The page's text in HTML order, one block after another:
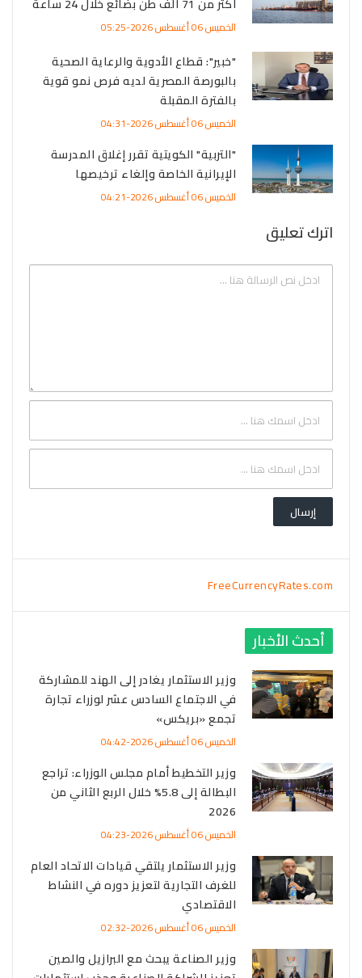
الخميس 06 أغسطس 2026-05:25
"خبير": قطاع الأدوية والرعاية الصحية
بالبورصة المصرية لديه فرص نمو قوية
بالفترة المقبلة
الخميس 06 أغسطس 2026-04:31
"التربية" الكويتية تقرر إغلاق المدرسة
الإيرانية الخاصة وإلغاء ترخيصها
الخميس 06 أغسطس 2026-04:21
اترك تعليق
FreeCurrencyRates.com
أحدث الأخبار
وزير الاستثمار يغادر إلى الهند للمشاركة
في الاجتماع السادس عشر لوزراء تجارة
تجمع «بريكس»
الخميس 06 أغسطس 2026-04:42
وزير التخطيط أمام مجلس الوزراء: تراجع
البطالة إلى 5.8% خلال الربع الثاني من
2026
الخميس 06 أغسطس 2026-04:23
وزير الاستثمار يلتقي قيادات الاتحاد العام
للغرف التجارية لتعزيز دوره في النشاط
الاقتصادي
الخميس 06 أغسطس 2026-02:32
وزير الصناعة يبحث مع البرازيل والصين